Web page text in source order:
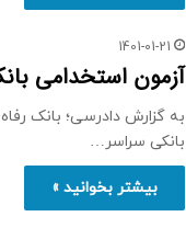
1401-01-21
آزمون استخدامی بانک
به گزارش دادرسی؛ بانک
بانکی سراسر…
بیشتر بخوانید »